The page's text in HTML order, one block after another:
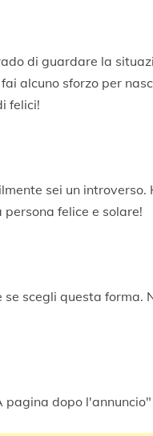
di guardare la
alcuno sforzo per
felici!
sei un
felice e solare!
scegli questa forma.
pagina dopo l'annuncio"